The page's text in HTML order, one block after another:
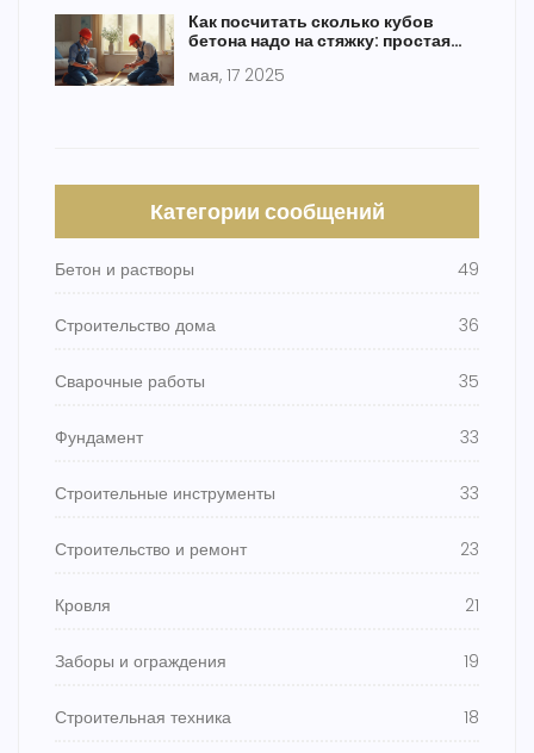
Как посчитать сколько кубов
бетона надо на стяжку: простая
мая, 17 2025
Категории сообщений
Бетон и растворы 49
Строительство дома 36
Сварочные работы 35
Фундамент 33
Строительные инструменты 33
Строительство и ремонт 23
Кровля 21
Заборы и ограждения 19
Строительная техника 18